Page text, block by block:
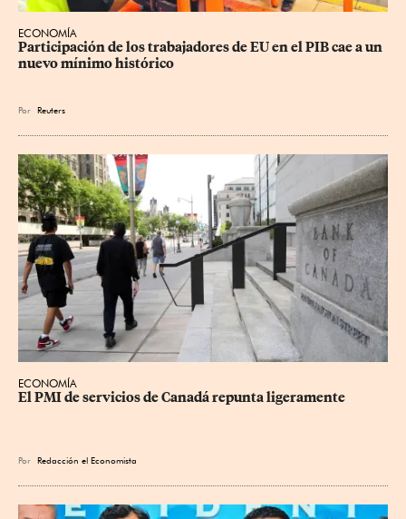
ECONOMÍA
Participación de los trabajadores de EU en el PIB cae a un
nuevo mínimo histórico
Por Reuters
ECONOMÍA
El PMI de servicios de Canadá repunta ligeramente
Por Redacción el Economista